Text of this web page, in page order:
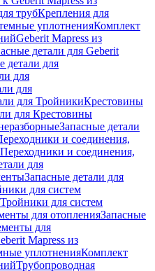
трубКрепления для
уплотненияКомплект
Geberit Mapress из
детали для Geberit
детали для
для
для
для ТройникиКрестовины
для Крестовины
Запасные детали
и соединения,
и соединения,
для
Запасные детали для
для систем
для систем
для отопленияЗапасные
для
Mapress из
уплотненияКомплект
Трубопроводная